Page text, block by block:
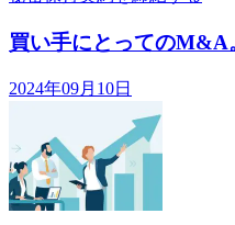
買い手にとってのM&A
2024年09月10日